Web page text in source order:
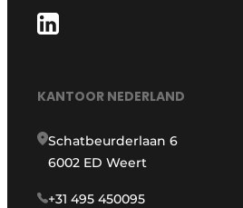
KANTOOR NEDERLAND
Schatbeurderlaan 6
6002 ED Weert
+31 495 450095